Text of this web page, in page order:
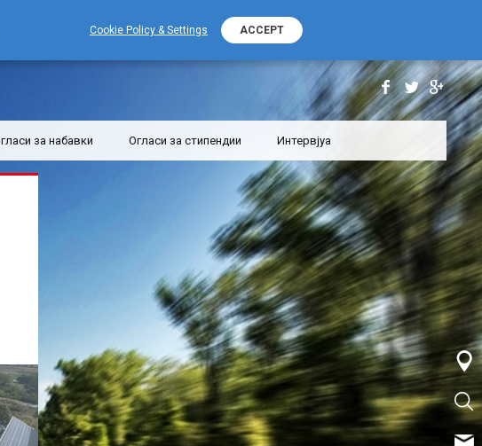
Контакт телефон +389 (0) 2 2532 000
за набавки Огласи за стипендии Интервјуа
Cookie Policy & Settings ACCEPT